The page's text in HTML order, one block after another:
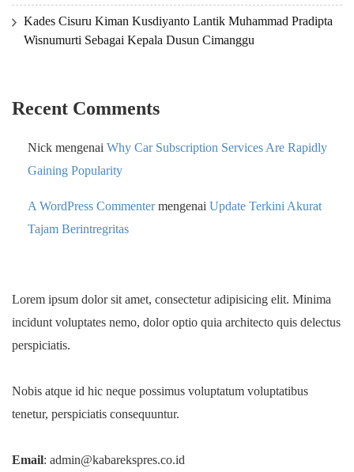
Kades Cisuru Kiman Kusdiyanto Lantik Muhammad Pradipta
Wisnumurti Sebagai Kepala Dusun Cimanggu
Recent Comments
Nick mengenai Why Car Subscription Services Are Rapidly
Gaining Popularity
A WordPress Commentermengenai Update Terkini Akurat
Tajam Berintregritas
Lorem ipsum dolor sit amet, consectetur adipisicing elit. Minima
incidunt voluptates nemo, dolor optio quia architecto quis delectus
perspiciatis.
Nobis atque id hic neque possimus voluptatum voluptatibus
tenetur, perspiciatis consequuntur.
Email: admin@kabarekspres.co.id